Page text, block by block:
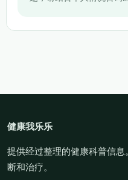
健康我乐乐
提供经过整理的健康科普信
断和治疗。